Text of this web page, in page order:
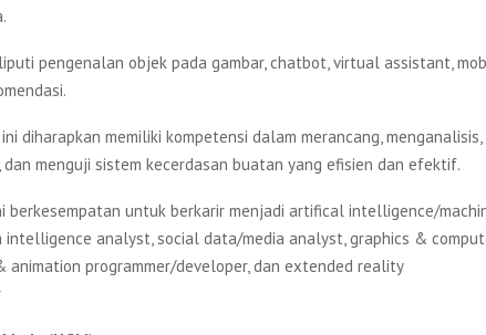
pengenalan objek pada gambar, chatbot, virtual assistant,
diharapkan memiliki kompetensi dalam merancang, menganalisis,
dan menguji sistem kecerdasan buatan yang efisien dan efektif.
berkesempatan untuk berkarir menjadi artifical intelligence/
intelligence analyst, social data/media analyst, graphics &
animation programmer/developer, dan extended reality